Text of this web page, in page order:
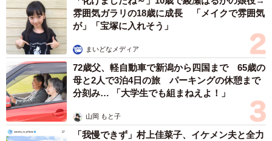
雰囲気ガラリの18歳に成長 「メイクで雰囲気
が」「宝塚に入れそう」
まいどなメディア
72歳父、軽自動車で新潟から四国まで 65歳の
母と2人で3泊4日の旅 パーキングの休憩まで
分刻み… 「大学生でも組まねえよ！」
山岡 もと子
「我慢できず」村上佳菜子、イケメン夫と全力